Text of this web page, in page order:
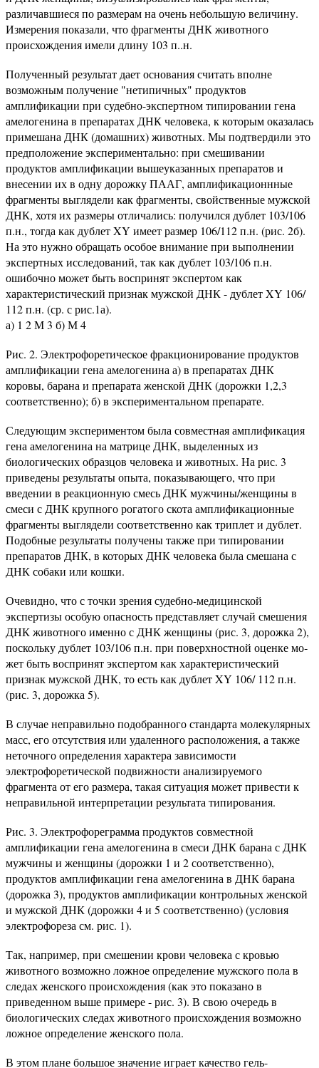
различавшиеся по размерам на очень небольшую величину.
Измерения показали, что фрагменты ДНК животного
происхождения имели длину 103 п..н.
Полученный результат дает основания считать вполне
возможным получение "нетипичных" продуктов
амплификации при судебно-экспертном типировании гена
амелогенина в препаратах ДНК человека, к которым ока­залась
примешана ДНК (домашних) животных. Мы подтвердили это
предположение эксперимен­тально: при смешивании
продуктов амплификации вышеуказанных препаратов и
внесении их в одну дорожку ПААГ, амплификационнные
фрагменты выглядели как фрагменты, свойственные мужской
ДНК, хотя их размеры отличались: получился дублет 103/106
п.н., тогда как дублет XY имеет размер 106/112 п.н. (рис. 2б).
На это нужно обращать особое внимание при выполнении
экспертных исследований, так как дублет 103/106 п.н.
ошибочно мо­жет быть воспринят экспертом как
характеристи­ческий признак мужской ДНК - дублет XY 106/
112 п.н. (ср. с рис.1а).
а) 1 2 М 3 б) М 4
Рис. 2. Электрофоретическое фракционирование продуктов
амплификации гена амелогенина а) в препаратах ДНК
коровы, барана и препарата женской ДНК (дорожки 1,2,3
соответственно); б) в экспериментальном препарате.
Следующим экспериментом была совместная амплификация
гена амелогенина на матрице ДНК, выделенных из
биологических образцов человека и животных. На рис. 3
приведены результаты опыта, показывающего, что при
введении в реакционную смесь ДНК мужчины/женщины в
смеси с ДНК крупного рогатого скота амплификационные
фрагменты выглядели соответственно как триплет и дублет.
Подобные результаты получены также при типировании
препаратов ДНК, в которых ДНК человека была смешана с
ДНК собаки или кошки.
Очевидно, что с точки зрения судебно-меди­цинской
экспертизы особую опасность представ­ляет случай смешения
ДНК животного именно с ДНК женщины (рис. 3, дорожка 2),
поскольку дублет 103/106 п.н. при поверхностной оценке мо­
жет быть воспринят экспертом как характеристи­ческий
признак мужской ДНК, то есть как дублет XY 106/ 112 п.н.
(рис. 3, дорожка 5).
В случае неправильно подобранного стандарта молекулярных
масс, его отсутствия или удаленного расположения, а также
неточного определения характера зависимости
электрофоретической подвижности анализируемого
фрагмента от его размера, такая ситуация может привести к
неправильной интерпретации результата типирования.
Рис. 3. Электрофореграмма продуктов совместной
амплифика­ции гена амелогенина в смеси ДНК барана с ДНК
мужчины и женщины (дорожки 1 и 2 соответственно),
продуктов амплификации гена амелогенина в ДНК барана
(дорожка 3), продуктов амплификации контрольных женской
и мужской ДНК (дорожки 4 и 5 соответ­ственно) (условия
электрофореза см. рис. 1).
Так, на­пример, при смешении крови человека с кровью
животного возможно ложное определение мужско­го пола в
следах женского происхождения (как это показано в
приведенном выше примере - рис. 3). В свою очередь в
биологических следах животного происхождения возможно
ложное определение женского пола.
В этом плане большое значение играет качество гель-